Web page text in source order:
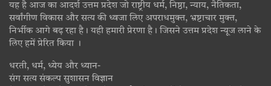
यह है आज का आदर्श उत्तम प्रदेश जो राष्ट्रीय धर्म, निष्ठा, न्याय, नैतिकता,
सर्वांगीण विकास और सत्य की ध्वजा लिए अपराधमुक्त, भ्रष्टाचार मुक्त,
निर्भीक आगे बढ़ रहा है। यही हमारी प्रेरणा है। जिसने उत्तम प्रदेश न्यूज लाने के
लिए हमें प्रेरित किया ।
धरती, धर्म, ध्येय और ध्यान-
संग सत्य संकल्प सुशासन विज्ञान